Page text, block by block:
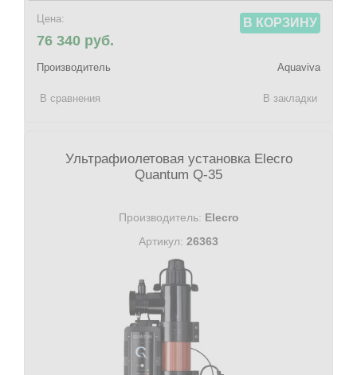
Цена:
76 340 руб.
В КОРЗИНУ
Производитель Aquaviva
В сравнения В закладки
Ультрафиолетовая установка Elecro
Quantum Q-35
Производитель: Elecro
Артикул: 26363